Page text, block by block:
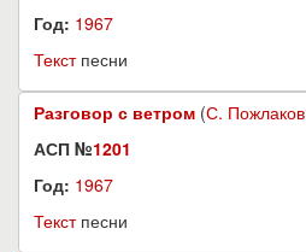
Год: 1967
Текстпесни
Разговор с ветром (С. Пожлаков
АСП №1201
Год: 1967
Текстпесни